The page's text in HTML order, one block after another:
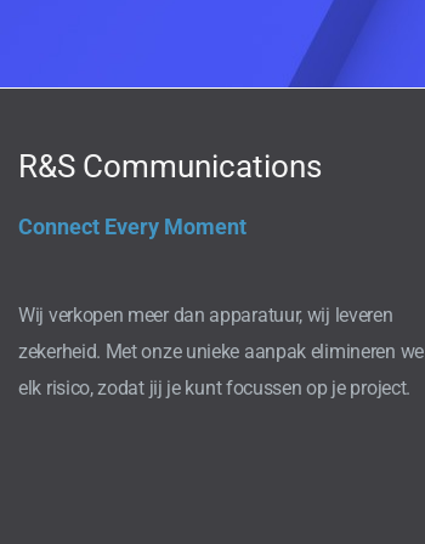
R&S Communications
Connect Every Moment
Wij verkopen meer dan apparatuur, wij leveren
zekerheid. Met onze unieke aanpak elimineren we
elk risico, zodat jij je kunt focussen op je project.